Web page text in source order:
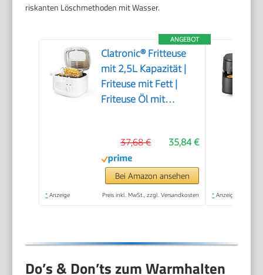
riskanten Löschmethoden mit Wasser.
ANGEBOT
Clatronic® Fritteuse
mit 2,5L Kapazität |
Friteuse mit Fett |
Friteuse Öl mit
Antihaft-Ölbehälter |
Stufenlos regelbarer
Thermostat | Fritteuse
mit Öl - FR 3771
35,84 €
37,68 €
Bei Amazon ansehen
* Anzeige Preis inkl. MwSt., zzgl. Versandkosten * Anzeige
Do’s & Don’ts zum Warmhalten